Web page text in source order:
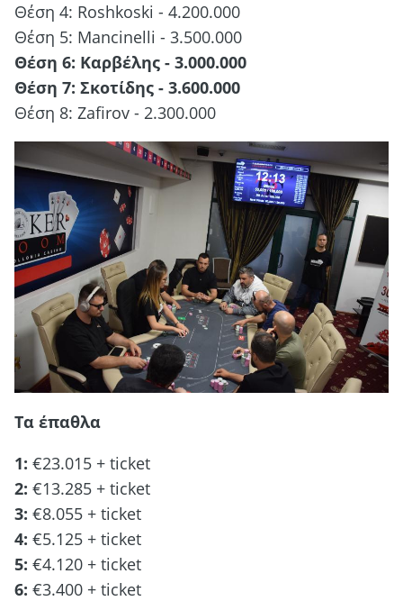
Θέση 4: Roshkoski - 4.200.000
Θέση 5: Mancinelli - 3.500.000
Θέση 6: Kαρβέλης - 3.000.000
Θέση 7: Σκοτίδης - 3.600.000
Θέση 8: Zafirov - 2.300.000
Tα έπαθλα
1: €23.015 + ticket
2: €13.285 + ticket
3: €8.055 + ticket
4: €5.125 + ticket
5: €4.120 + ticket
6: €3.400 + ticket